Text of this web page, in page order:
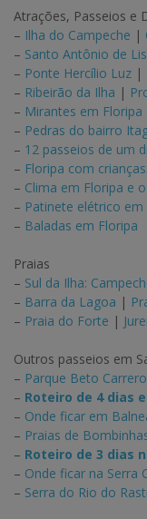
Atrações, Passeios e
– Ilha do Campeche |
– Santo Antônio de
– Ponte Hercílio Luz |
– Ribeirão da Ilha |
– Mirantes em Floripa
– Pedras do bairro
– 12 passeios de um
– Floripa com
– Clima em Floripa e
– Patinete elétrico em
– Baladas em Floripa
Praias
– Sul da Ilha:
– Barra da Lagoa |
– Praia do Forte |
Outros passeios em
– Parque Beto
– Roteiro de 4 dias
– Onde ficar em
– Praias de
– Roteiro de 3 dias
– Onde ficar na Serra
– Serra do Rio do